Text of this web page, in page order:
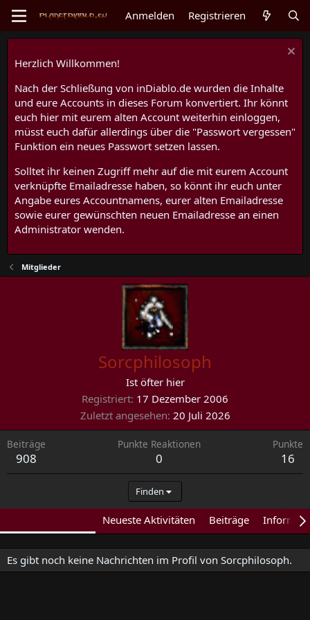
Anmelden Registrieren
Herzlich Willkommen!
Nach der Schließung von inDiablo.de wurden die Inhalte
und eure Accounts in dieses Forum konvertiert. Ihr könnt
euch hier mit eurem alten Account weiterhin einloggen,
müsst euch dafür allerdings über die "Passwort vergessen"
Funktion ein neues Passwort setzen lassen.
Solltet ihr keinen Zugriff mehr auf die mit eurem Account
verknüpfte Emailadresse haben, so könnt ihr euch unter
Angabe eures Accountnamens, eurer alten Emailadresse
sowie eurer gewünschten neuen Emailadresse an einen
Administrator wenden.
Mitglieder
Sorcphilosoph
Ist öfter hier
Registriert 17 Dezember 2006
Zuletzt angesehen 20 Juli 2026
Beiträge
908
Punkte Reaktionen
0
Punkte
16
Finden
Neueste Aktivitäten Beiträge
Es gibt noch keine Nachrichten im Profil von Sorcphilosoph.